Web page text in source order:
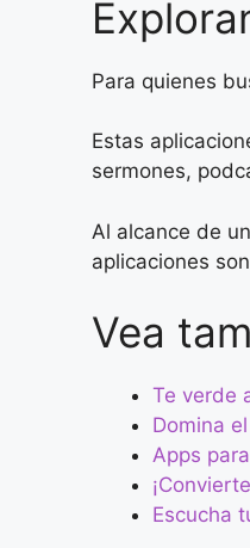
Para quienes
Estas
sermones,
Al alcance de
aplicaciones
Vea
Te verde
Domina
Apps
Escucha